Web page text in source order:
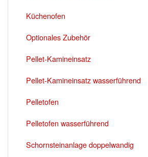
Küchenofen
Optionales Zubehör
Pellet-Kamineinsatz
Pellet-Kamineinsatz wasserführend
Pelletofen
Pelletofen wasserführend
Schornsteinanlage doppelwandig